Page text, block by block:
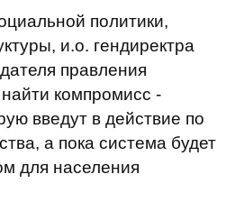
политики,
и.о. гендиректра
правления
компромисс -
введут в действие по
а пока система будет
для населения